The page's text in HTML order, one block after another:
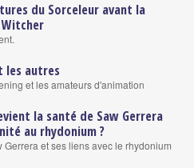
du Sorceleur avant la
les autres
et les amateurs d'animation
la santé de Saw Gerrera
au rhydonium ?
et ses liens avec le rhydonium